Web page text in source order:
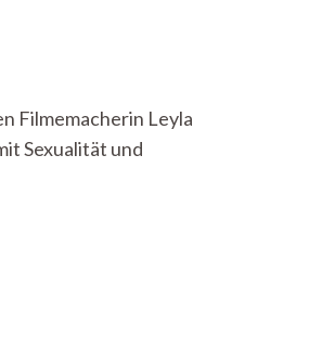
Filmemacherin Leyla
Sexualität und